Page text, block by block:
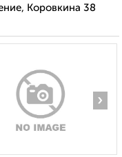
Коровкина 38
›